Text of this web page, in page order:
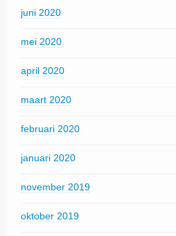
juni 2020
mei 2020
april 2020
maart 2020
februari 2020
januari 2020
november 2019
oktober 2019